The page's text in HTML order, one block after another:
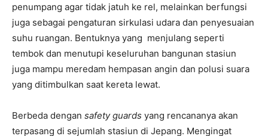
penumpang agar tidak jatuh ke rel, melainkan berfungsi
juga sebagai pengaturan sirkulasi udara dan penyesuaian
suhu ruangan. Bentuknya yang menjulang seperti
tembok dan menutupi keseluruhan bangunan stasiun
juga mampu meredam hempasan angin dan polusi suara
yang ditimbulkan saat kereta lewat.
Berbeda dengan safety guards yang rencananya akan
terpasang di sejumlah stasiun di Jepang. Mengingat